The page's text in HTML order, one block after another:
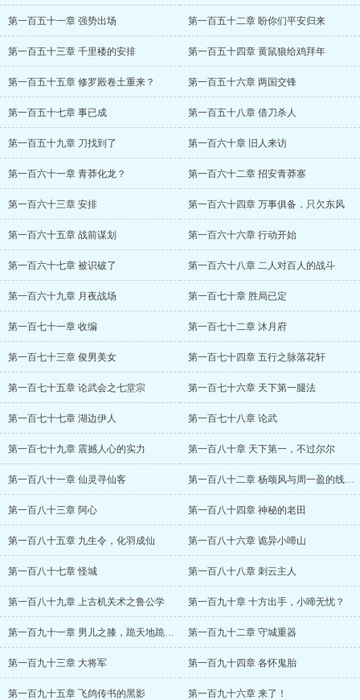
第一百五十一章 强势出场 第一百五十二章 盼你们平安归来
第一百五十三章 千里楼的安排 第一百五十四章 黄鼠狼给鸡拜年
第一百五十五章 修罗殿卷土重来？ 第一百五十六章 两国交锋
第一百五十七章 事已成 第一百五十八章 借刀杀人
第一百五十九章 刀找到了 第一百六十章 旧人来访
第一百六十一章 青莽化龙？ 第一百六十二章 招安青莽寨
第一百六十三章 安排 第一百六十四章 万事俱备，只欠东风
第一百六十五章 战前谋划 第一百六十六章 行动开始
第一百六十七章 被识破了 第一百六十八章 二人对百人的战斗
第一百六十九章 月夜战场 第一百七十章 胜局已定
第一百七十一章 收编 第一百七十二章 沐月府
第一百七十三章 俊男美女 第一百七十四章 五行之脉落花轩
第一百七十五章 论武会之七堂宗 第一百七十六章 天下第一腿法
第一百七十七章 湖边伊人 第一百七十八章 论武
第一百七十九章 震撼人心的实力 第一百八十章 天下第一，不过尔尔
第一百八十一章 仙灵寻仙客 第一百八十二章 杨颂风与周一盈的线索。
第一百八十三章 阿心 第一百八十四章 神秘的老田
第一百八十五章 九生令，化羽成仙 第一百八十六章 诡异小啼山
第一百八十七章 怪城 第一百八十八章 刺云主人
第一百八十九章 上古机关术之鲁公学 第一百九十章 十方出手，小啼无忧？
第一百九十一章 男儿之膝，跪天地跪父母 第一百九十二章 守城重器
第一百九十三章 大将军 第一百九十四章 各怀鬼胎
第一百九十五章 飞鸽传书的黑影 第一百九十六章 来了！